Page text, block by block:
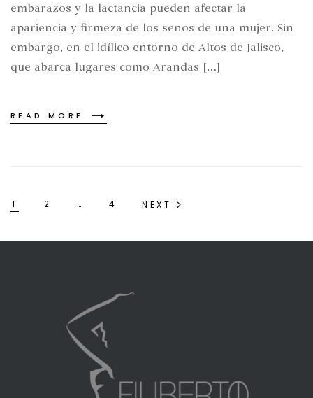
embarazos y la lactancia pueden afectar la
apariencia y firmeza de los senos de una mujer. Sin
embargo, en el idílico entorno de Altos de Jalisco,
que abarca lugares como Arandas […]
READ MORE
1 2 … 4 NEXT